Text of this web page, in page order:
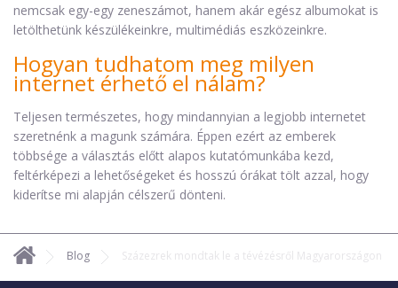
nemcsak egy-egy zeneszámot, hanem akár egész albumokat is
letölthetünk készülékeinkre, multimédiás eszközeinkre.
Hogyan tudhatom meg milyen
internet érhető el nálam?
Teljesen természetes, hogy mindannyian a legjobb internetet
szeretnénk a magunk számára. Éppen ezért az emberek
többsége a választás előtt alapos kutatómunkába kezd,
feltérképezi a lehetőségeket és hosszú órákat tölt azzal, hogy
kiderítse mi alapján célszerű dönteni.
Blog Százezrek mondtak le a tévézésről Magyarországon